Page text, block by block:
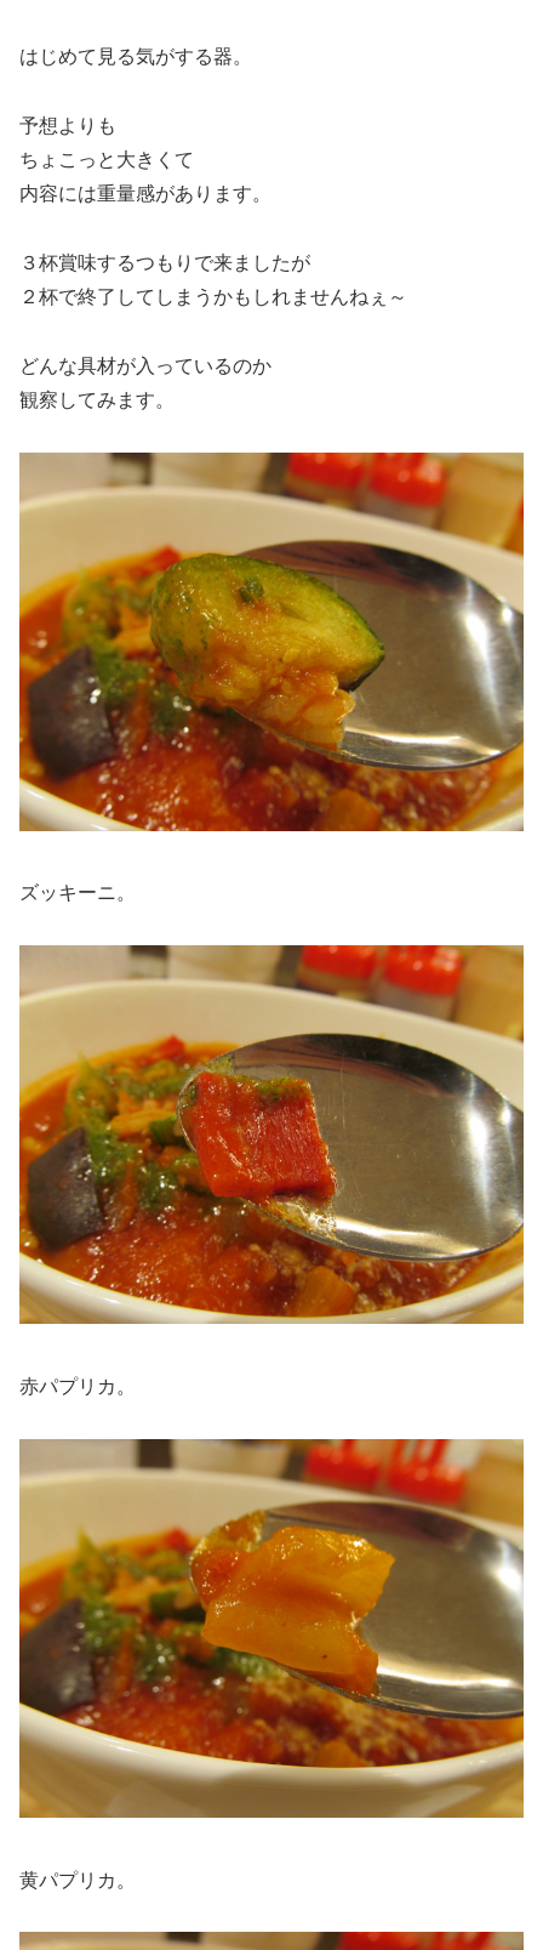
はじめて見る気がする器。
予想よりも
ちょこっと大きくて
内容には重量感があります。
３杯賞味するつもりで来ましたが
２杯で終了してしまうかもしれませんねぇ～
どんな具材が入っているのか
観察してみます。
ズッキーニ。
赤パプリカ。
黄パプリカ。